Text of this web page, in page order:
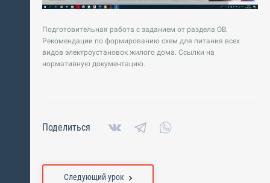
Подготовительная работа с заданием от раздела ОВ.
Рекомендации по формированию схем для питания всех
видов электроустановок жилого дома. Ссылки на
нормативную документацию.
Поделиться
Следующий урок